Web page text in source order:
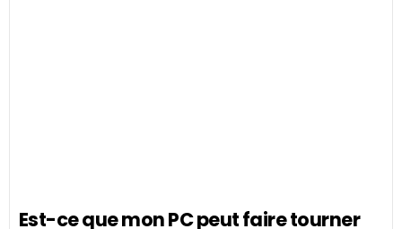
Est-ce que mon PC peut faire tourner